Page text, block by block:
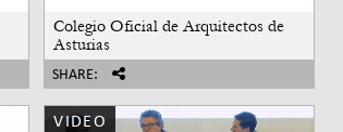
Colegio Oficial de Arquitectos de
Asturias
SHARE:
VIDEO